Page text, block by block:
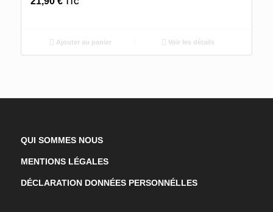
TTC
Ajouter au panier Voir les détails
QUI SOMMES NOUS
MENTIONS LÉGALES
DÉCLARATION DONNÉES PERSONNÉLLES